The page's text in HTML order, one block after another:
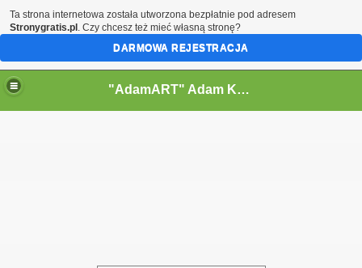
"AdamART" Adam Kostecki Bielsko-Biała - Krajobrazy
Ta strona internetowa została utworzona bezpłatnie pod adresem
Stronygratis.pl . Czy chcesz też mieć własną stronę?
DARMOWA REJESTRACJA